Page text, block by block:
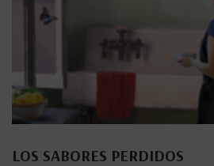
LOS SABORES PERDIDOS